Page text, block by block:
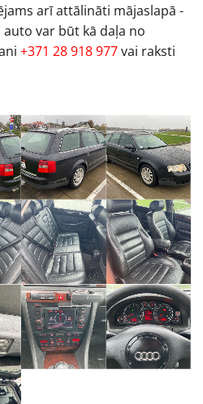
arī attālināti mājaslapā -
auto var būt kā daļa no
+371 28 918 977vai raksti